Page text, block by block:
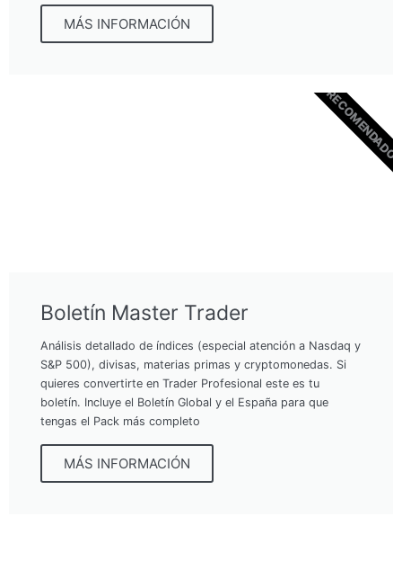
MÁS INFORMACIÓN
Boletín Master Trader
Análisis detallado de índices (especial atención a Nasdaq y
S&P 500), divisas, materias primas y cryptomonedas. Si
quieres convertirte en Trader Profesional este es tu
boletín. Incluye el Boletín Global y el España para que
tengas el Pack más completo
MÁS INFORMACIÓN
RECOMENDADO